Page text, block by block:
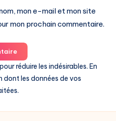
mon e-mail et mon site
mon prochain commentaire.
réduire les indésirables. En
dont les données de vos
.